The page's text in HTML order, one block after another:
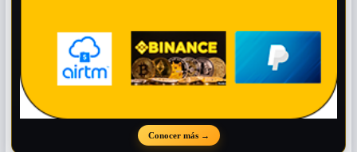
Conocer más →